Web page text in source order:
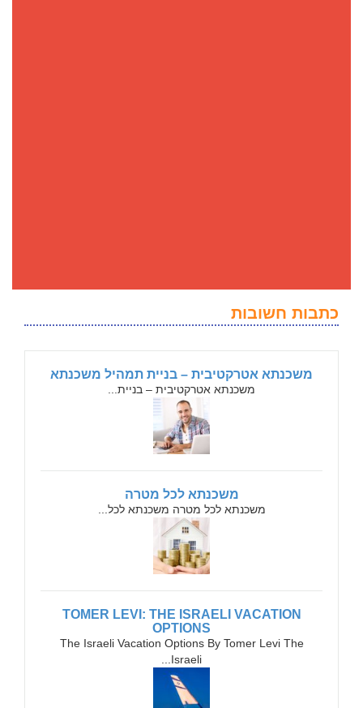
כתבות חשובות
משכנתא אטרקטיבית – בניית תמהיל משכנתא
משכנתא אטרקטיבית – בניית...
משכנתא לכל מטרה
משכנתא לכל מטרה משכנתא לכל...
TOMER LEVI: THE ISRAELI VACATION
OPTIONS
The Israeli Vacation Options By Tomer Levi The
Israeli...